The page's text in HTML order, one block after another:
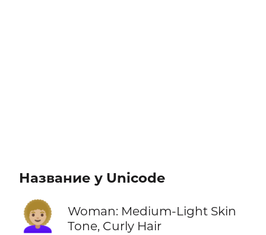
Название у Unicode
👩🏼‍🦱
Woman: Medium-Light Skin
Tone, Curly Hair